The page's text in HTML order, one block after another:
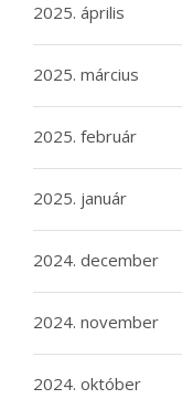
2025. április
2025. március
2025. február
2025. január
2024. december
2024. november
2024. október